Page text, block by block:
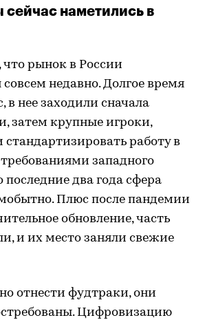
сейчас наметились в
рынок в России
недавно. Долгое время
в нее заходили сначала
затем крупные игроки,
работу в
западного
два года сфера
Плюс после пандемии
обновление, часть
и их место заняли свежие
отнести фудтраки, они
Цифровизацию